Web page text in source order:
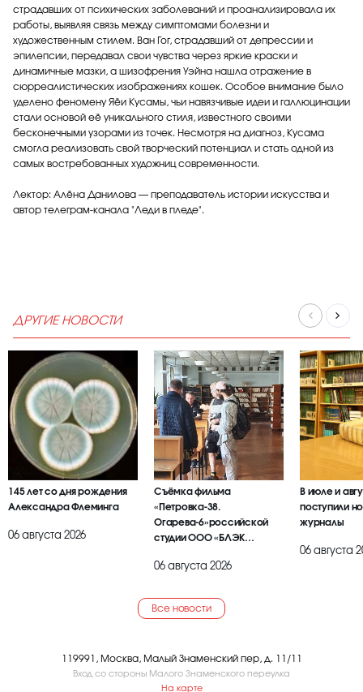
страдавших от психических заболеваний и проанализировала их
работы, выявляя связь между симптомами болезни и
художественным стилем. Ван Гог, страдавший от депрессии и
эпилепсии, передавал свои чувства через яркие краски и
динамичные мазки, а шизофрения Уэйна нашла отражение в
сюрреалистических изображениях кошек. Особое внимание было
уделено феномену Яёи Кусамы, чьи навязчивые идеи и галлюцинации
стали основой её уникального стиля, известного своими
бесконечными узорами из точек. Несмотря на диагноз, Кусама
смогла реализовать свой творческий потенциал и стать одной из
самых востребованных художниц современности.
Лектор: Алёна Данилова — преподаватель истории искусства и
автор телеграм-канала "Леди в пледе".
ДРУГИЕ НОВОСТИ
145 лет со дня рождения
Александра Флеминга
06 августа 2026
Съёмка фильма
«Петровка-38.
Огарева-6»российской
студии ООО «БЛЭК
06 августа 2026
В июле и
поступили
журналы
06 августа
Все новости
119991, Москва, Малый Знаменский пер, д. 11/11
Вход со стороны Малого Знаменского переулка
На карте